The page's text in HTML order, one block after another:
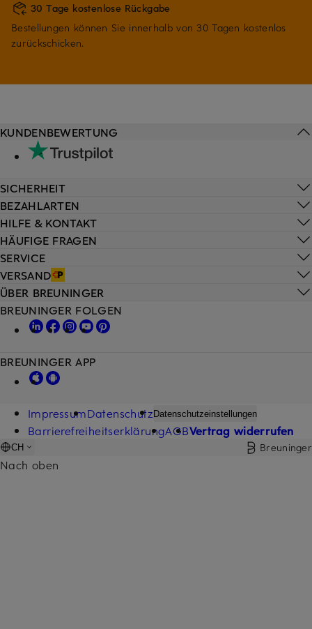
30 Tage kostenlose Rückgabe
Bestellungen können Sie innerhalb von 30 Tagen kostenlos
zurückschicken.
HILFE & KONTAKT
HÄUFIGE FRAGEN
SERVICE
VERSAND
KUNDENBEWERTUNG
SICHERHEIT
BEZAHLARTEN
ÜBER BREUNINGER
BREUNINGER FOLGEN
BREUNINGER APP
ImpressumDatenschutzDatenschutzeinstellungen
BarrierefreiheitserklärungAGBVertrag widerrufen
CH Breuninger
Nach oben